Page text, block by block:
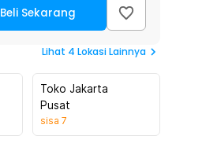
Beli Sekarang
Lihat 4 Lokasi Lainnya
Toko Jakarta
Pusat
sisa 7